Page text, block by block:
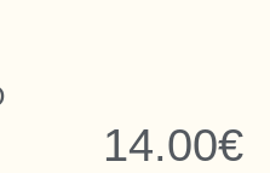
14.00€